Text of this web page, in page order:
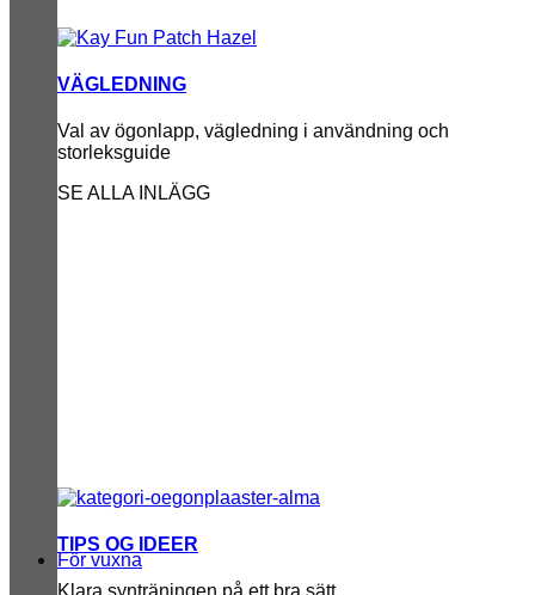
VÄGLEDNING
Val av ögonlapp, vägledning i användning och
storleksguide
SE ALLA INLÄGG
TIPS OG IDEER
För vuxna